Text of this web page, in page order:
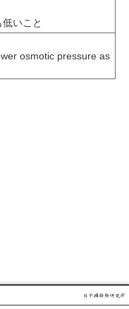
いこと
osmotic pressure as